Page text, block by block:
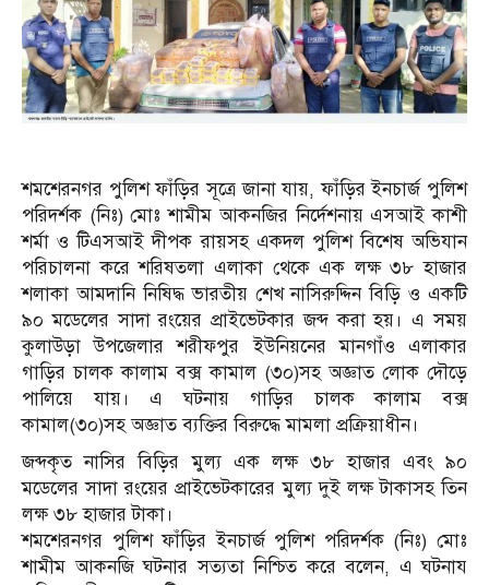
শমশেরনগর পুলিশ ফাঁড়ির সূত্রে জানা যায়, ফাঁড়ির ইনচার্জ পুলিশ
পরিদর্শক (নিঃ) মোঃ শামীম আকনজির নির্দেশনায় এসআই কাশী
শর্মা ও টিএসআই দীপক রায়সহ একদল পুলিশ বিশেষ অভিযান
পরিচালনা করে শরিষতলা এলাকা থেকে এক লক্ষ ৩৮ হাজার
শলাকা আমদানি নিষিদ্ধ ভারতীয় শেখ নাসিরুদ্দিন বিড়ি ও একটি
৯০ মডেলের সাদা রংয়ের প্রাইভেটকার জব্দ করা হয়। এ সময়
কুলাউড়া উপজেলার শরীফপুর ইউনিয়নের মানগাঁও এলাকার
গাড়ির চালক কালাম বক্স কামাল (৩০)সহ অজ্ঞাত লোক দৌড়ে
পালিয়ে যায়। এ ঘটনায় গাড়ির চালক কালাম বক্স
কামাল(৩০)সহ অজ্ঞাত ব্যক্তির বিরুদ্ধে মামলা প্রক্রিয়াধীন।
জব্দকৃত নাসির বিড়ির মুল্য এক লক্ষ ৩৮ হাজার এবং ৯০
মডেলের সাদা রংয়ের প্রাইভেটকারের মুল্য দুই লক্ষ টাকাসহ তিন
লক্ষ ৩৮ হাজার টাকা।
শমশেরনগর পুলিশ ফাঁড়ির ইনচার্জ পুলিশ পরিদর্শক (নিঃ) মোঃ
শামীম আকনজি ঘটনার সত্যতা নিশ্চিত করে বলেন, এ ঘটনায